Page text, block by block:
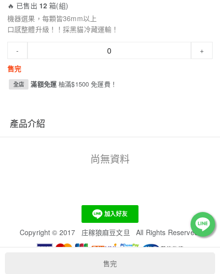
🔥 已售出 12 箱(組)
機器選果，每顆皆36mm以上
口感整體升級！！採黑貓冷藏運輸！
-
+
售完
售完
全店 滿額免運柚滿$1500 免運費！
產品介紹
尚無資料
Copyright© 2017 庄稼狼麻豆文旦 All Rights Reserved.
1shop一頁購物